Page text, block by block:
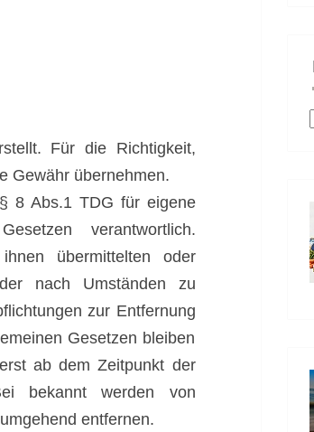
Für die Richtigkeit,
Gewähr übernehmen.
8 Abs.1 TDG für eigene
verantwortlich.
übermittelten oder
nach Umständen zu
zur Entfernung
Gesetzen bleiben
ab dem Zeitpunkt der
bekannt werden von
entfernen.